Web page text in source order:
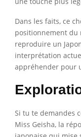
Dans les faits, ce
positionnement du
reproduire un
interprétation
appréhender pour
Si tu te demandes
Miss Geisha, la